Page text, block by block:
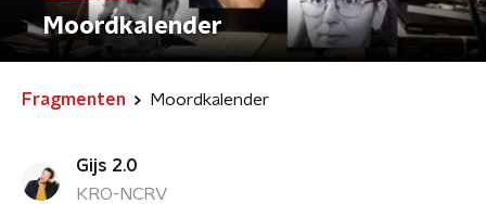
Moordkalender
Fragmenten Moordkalender
Gijs 2.0
KRO-NCRV